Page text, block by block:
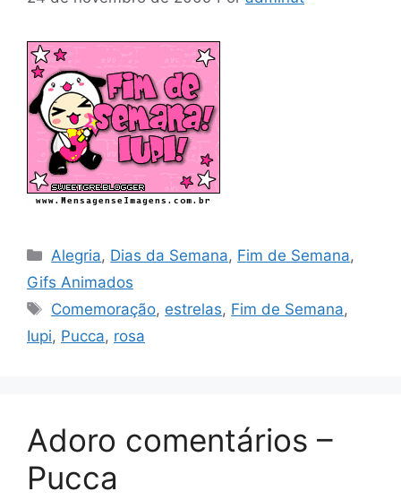
Categorias
Alegria, Dias da Semana, Fim de Semana,
Gifs Animados
Tags
Comemoração, estrelas, Fim de Semana,
Iupi, Pucca, rosa
Adoro comentários –
Pucca